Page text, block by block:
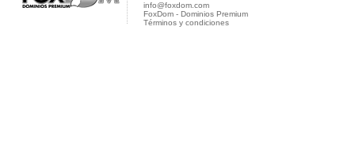
info@foxdom.com
FoxDom - Dominios Premium
Términos y condiciones